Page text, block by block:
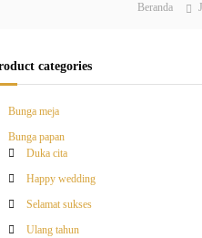
Beranda
categories
Bunga meja
Bunga papan
Duka cita
Happy wedding
Selamat sukses
Ulang tahun